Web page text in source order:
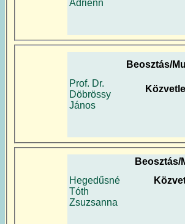
Adrienn
Prof. Dr.
Döbrössy
János
Beosztás/
Hegedűsné
Tóth
Zsuzsanna
Beosztás/